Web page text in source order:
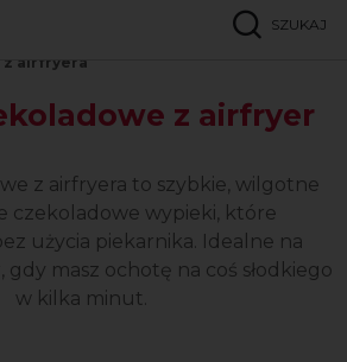
SZUKAJ
z airfryera
z airfryer
z airfryera to szybkie, wilgotne
czekoladowe wypieki, które
użycia piekarnika. Idealne na
gdy masz ochotę na coś słodkiego
w kilka minut.